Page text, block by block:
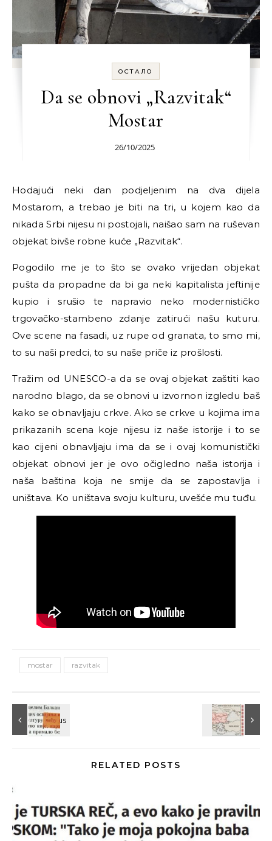
ОСТАЛО
Da se obnovi „Razvitak“
Mostar
26/10/2025
Hodajući neki dan podjeljenim na dva dijela
Mostarom, a trebao je biti na tri, u kojem kao da
nikada Srbi nijesu ni postojali, naišao sam na ruševan
objekat bivše robne kuće „Razvitak“.
Pogodilo me je to što se ovako vrijedan objekat
pušta da propadne da bi ga neki kapitalista jeftinije
kupio i srušio te napravio neko modernističko
trgovačko-stambeno zdanje zatirući našu kuturu.
Ove scene na fasadi, uz rupe od granata, to smo mi,
to su naši predci, to su naše priče iz prošlosti.
Tražim od UNESCO-a da se ovaj objekat zaštiti kao
narodno blago, da se obnovi u izvornon izgledu baš
kako se obnavljaju crkve. Ako se crkve u kojima ima
prikazanih scena koje nijesu iz naše istorije i to se
kao cijeni obnavljaju ima da se i ovaj komunistički
objekat obnovi jer je ovo očigledno naša istorija i
naša baština koja ne smije da se zapostavlja i
uništava. Ko uništava svoju kulturu, uvešće mu tuđu.
mostar razvitak
RELATED POSTS